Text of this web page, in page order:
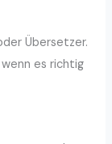
Übersetzer.
es richtig